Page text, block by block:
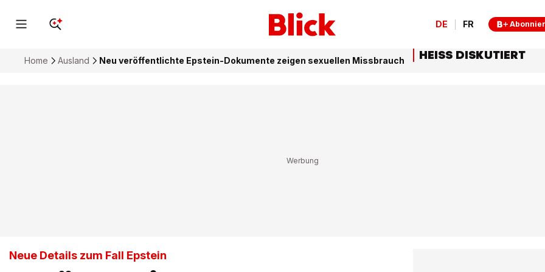
DE FR
Home Ausland Neu veröffentlichte Epstein-Dokumente zeigen sexuellen Missbrauch
Neue Details zum Fall Epstein
HEISS DISKUTIERT